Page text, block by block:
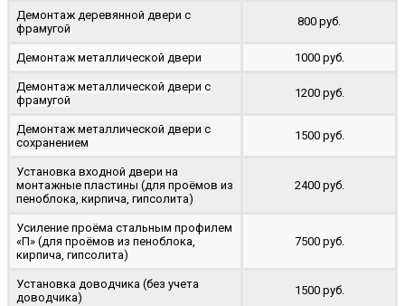
Демонтаж деревянной двери с
фрамугой
800 руб.
Демонтаж металлической двери 1000 руб.
Демонтаж металлической двери с
фрамугой
1200 руб.
Демонтаж металлической двери с
сохранением
1500 руб.
Установка входной двери на
монтажные пластины (для проёмов из
пеноблока, кирпича, гипсолита)
2400 руб.
Усиление проёма стальным профилем
«П» (для проёмов из пеноблока,
кирпича, гипсолита)
7500 руб.
Установка доводчика (без учета
доводчика)
1500 руб.